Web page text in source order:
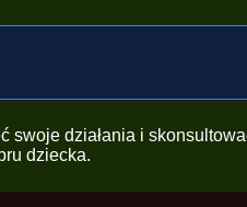
swoje działania i
dziecka.